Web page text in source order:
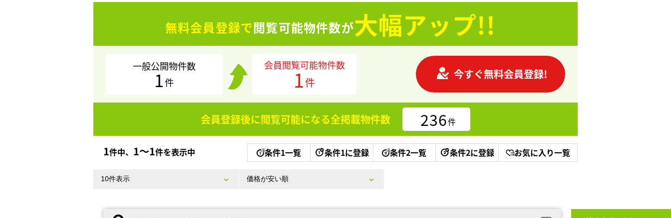
無料会員登録で閲覧可能物件数が大幅アップ!!
一般公開物件数
1件
会員閲覧可能物件数
1件
今すぐ無料会員登録!
会員登録後に閲覧可能になる全掲載物件数 236件
1件中、 1〜1件を表示中 条件1一覧 条件1に登録 条件2一覧 条件2に登録 お気に入り一覧